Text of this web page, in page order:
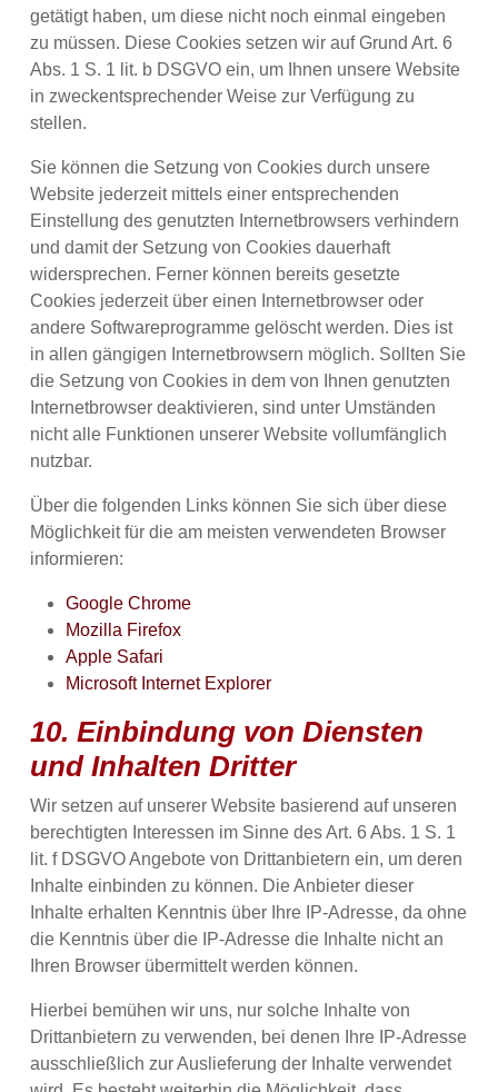
getätigt haben, um diese nicht noch einmal eingeben
zu müssen. Diese Cookies setzen wir auf Grund Art. 6
Abs. 1 S. 1 lit. b DSGVO ein, um Ihnen unsere Website
in zweckentsprechender Weise zur Verfügung zu
stellen.
Sie können die Setzung von Cookies durch unsere
Website jederzeit mittels einer entsprechenden
Einstellung des genutzten Internetbrowsers verhindern
und damit der Setzung von Cookies dauerhaft
widersprechen. Ferner können bereits gesetzte
Cookies jederzeit über einen Internetbrowser oder
andere Softwareprogramme gelöscht werden. Dies ist
in allen gängigen Internetbrowsern möglich. Sollten Sie
die Setzung von Cookies in dem von Ihnen genutzten
Internetbrowser deaktivieren, sind unter Umständen
nicht alle Funktionen unserer Website vollumfänglich
nutzbar.
Über die folgenden Links können Sie sich über diese
Möglichkeit für die am meisten verwendeten Browser
informieren:
Google Chrome
Mozilla Firefox
Apple Safari
Microsoft Internet Explorer
10. Einbindung von Diensten
und Inhalten Dritter
Wir setzen auf unserer Website basierend auf unseren
berechtigten Interessen im Sinne des Art. 6 Abs. 1 S. 1
lit. f DSGVO Angebote von Drittanbietern ein, um deren
Inhalte einbinden zu können. Die Anbieter dieser
Inhalte erhalten Kenntnis über Ihre IP-Adresse, da ohne
die Kenntnis über die IP-Adresse die Inhalte nicht an
Ihren Browser übermittelt werden können.
Hierbei bemühen wir uns, nur solche Inhalte von
Drittanbietern zu verwenden, bei denen Ihre IP-Adresse
ausschließlich zur Auslieferung der Inhalte verwendet